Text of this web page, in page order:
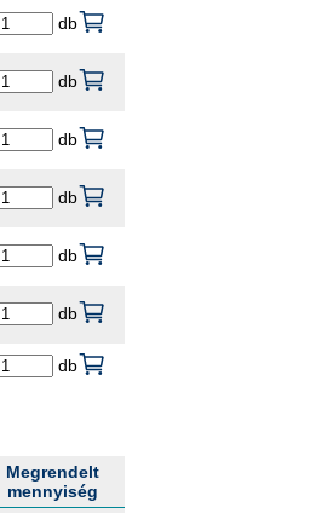
db
db
db
db
db
db
db
Megrendelt
mennyiség